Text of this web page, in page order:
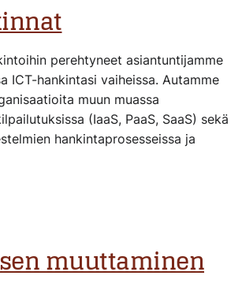
perehtyneet asiantuntijamme
ICT-hankintasi vaiheissa. Autamme
muun muassa
(IaaS, PaaS, SaaS) sekä
hankintaprosesseissa ja
muuttaminen